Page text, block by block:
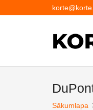
Sākumlapa